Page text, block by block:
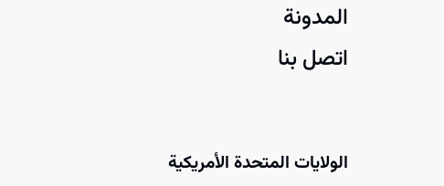
المدونة
اتصل بنا
الولايات المتحدة الأمريكية